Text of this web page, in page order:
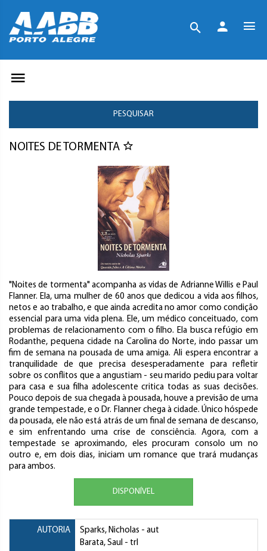
PESQUISAR
NOITES DE TORMENTA
"Noites de tormenta" acompanha as vidas de Adrianne Willis e Paul
Flanner. Ela, uma mulher de 60 anos que dedicou a vida aos filhos,
netos e ao trabalho, e que ainda acredita no amor como condição
essencial para uma vida plena. Ele, um médico conceituado, com
problemas de relacionamento com o filho. Ela busca refúgio em
Rodanthe, pequena cidade na Carolina do Norte, indo passar um
fim de semana na pousada de uma amiga. Ali espera encontrar a
tranquilidade de que precisa desesperadamente para refletir
sobre os conflitos que a angustiam - seu marido pediu para voltar
para casa e sua filha adolescente critica todas as suas decisões.
Pouco depois de sua chegada à pousada, houve a previsão de uma
grande tempestade, e o Dr. Flanner chega à cidade. Único hóspede
da pousada, ele não está atrás de um final de semana de descanso,
e sim enfrentando uma crise de consciência. Agora, com a
tempestade se aproximando, eles procuram consolo um no
outro e, em dois dias, iniciam um romance que trará mudanças
para ambos.
DISPONÍVEL
AUTORIA Sparks, Nicholas - aut
Barata, Saul - trl